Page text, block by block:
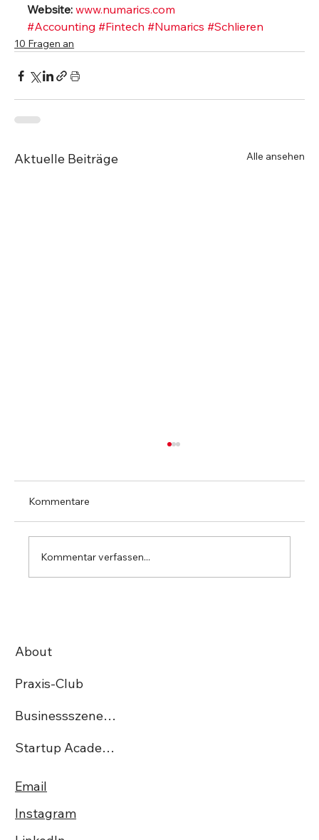
Website: www.numarics.com
#Accounting #Fintech #Numarics #Schlieren
10 Fragen an
Aktuelle Beiträge Alle ansehen
Kommentare
Kommentar verfassen...
About
Praxis-Club
Businessszene.ch
Startup Academy CH
Email
Instagram